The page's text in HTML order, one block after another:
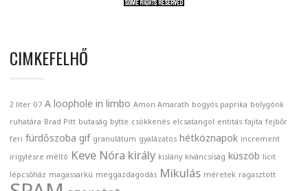
CIMKEFELHŐ
2 liter 07 A loophole in limbo Amon Amarath bogyós paprika bolygónk
ruhatára Brad Pitt butaság bytte csökkenés elcsatangol entitás fajita fejbőr
feri fürdőszoba gif granulátum gyalázatos hétköznapok increment
irigylésre méltó Keve Nóra király kislány kíváncsiság küszöb licit
lépcsőház magassarkú meggazdagodás Mikulás méretek ragasztott